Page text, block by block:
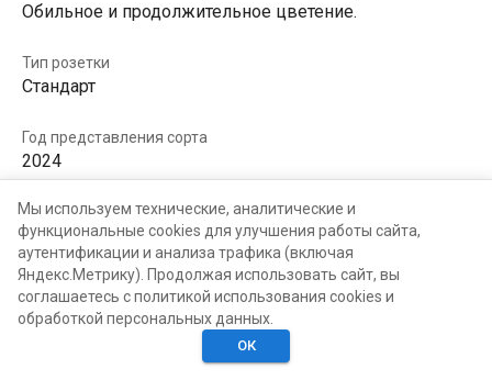
Обильное и продолжительное цветение.
Тип розетки
Стандарт
Год представления сорта
2024
В КОЛЛЕКЦИЯХ В ХОТЕЛКАХ
Хотелки
Мы используем технические, аналитические и
функциональные cookies для улучшения работы сайта,
аутентификации и анализа трафика (включая
Яндекс.Метрику). Продолжая использовать сайт, вы
соглашаетесь с политикой использования cookies и
обработкой персональных данных.
ОК